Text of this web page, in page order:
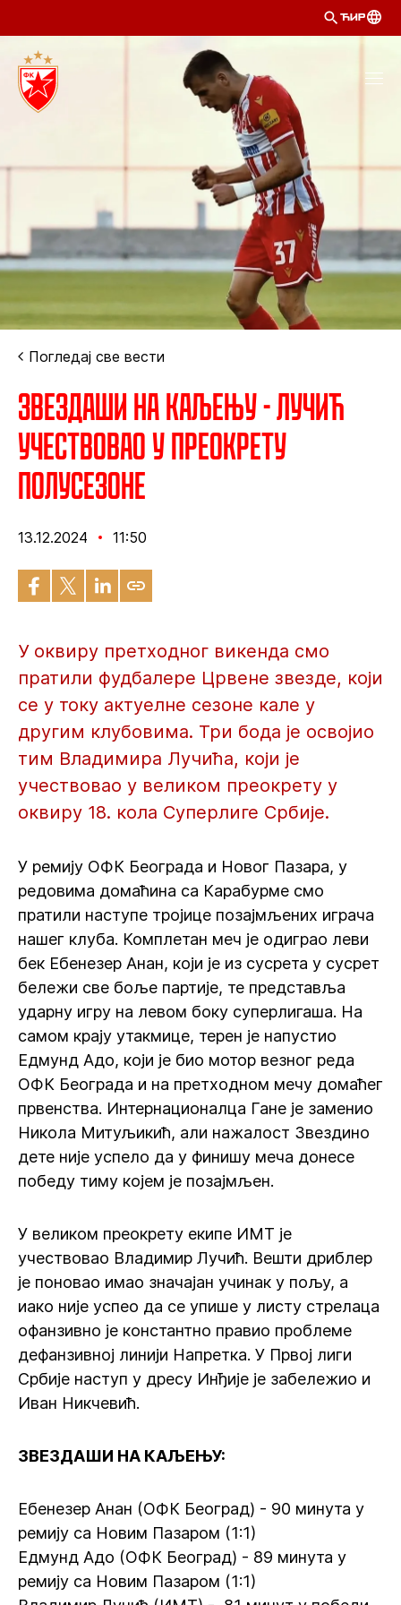
ЋИР
Погледај све вести
Звездаши на каљењу - Лучић
учествовао у преокрету
полусезоне
13.12.2024 11:50
У оквиру претходног викенда смо
пратили фудбалере Црвене звезде, који
се у току актуелне сезоне кале у
другим клубовима. Три бода је освојио
тим Владимира Лучића, који је
учествовао у великом преокрету у
оквиру 18. кола Суперлиге Србије.
У ремију ОФК Београда и Новог Пазара, у
редовима домаћина са Карабурме смо
пратили наступе тројице позајмљених играча
нашег клуба. Комплетан меч је одиграо леви
бек Ебенезер Анан, који је из сусрета у сусрет
бележи све боље партије, те представља
ударну игру на левом боку суперлигаша. На
самом крају утакмице, терен је напустио
Едмунд Адо, који је био мотор везног реда
ОФК Београда и на претходном мечу домаћег
првенства. Интернационалца Гане је заменио
Никола Митуљикић, али нажалост Звездино
дете није успело да у финишу меча донесе
победу тиму којем је позајмљен.
У великом преокрету екипе ИМТ је
учествовао Владимир Лучић. Вешти дриблер
је поновао имао значајан учинак у пољу, а
иако није успео да се упише у листу стрелаца
офанзивно је константно правио проблеме
дефанзивној линији Напретка. У Првој лиги
Србије наступ у дресу Инђије је забележио и
Иван Никчевић.
ЗВЕЗДАШИ НА КАЉЕЊУ:
Ебенезер Анан (ОФК Београд) - 90 минута у
ремију са Новим Пазаром (1:1)
Едмунд Адо (ОФК Београд) - 89 минута у
ремију са Новим Пазаром (1:1)